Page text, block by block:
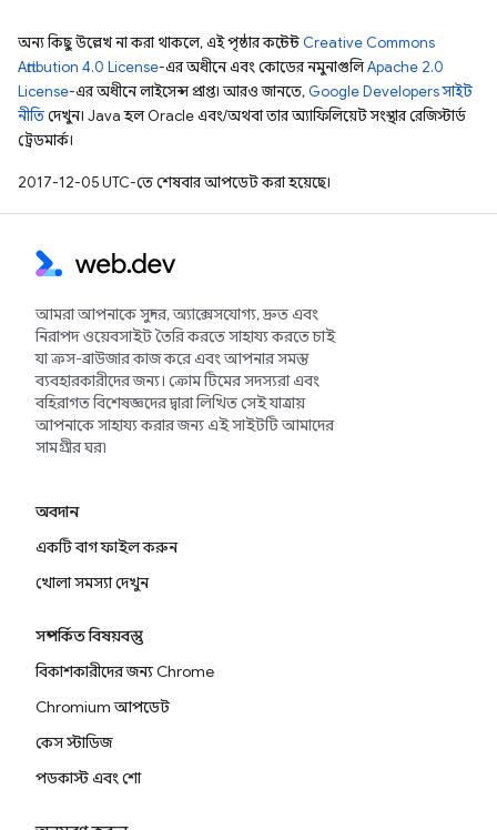
অন্য কিছু উল্লেখ না করা থাকলে, এই পৃষ্ঠার কন্টেন্ট Creative Commons
Attribution 4.0 License-এর অধীনে এবং কোডের নমুনাগুলিApache 2.0
License-এর অধীনে লাইসেন্স প্রাপ্ত। আরও জানতে, Google Developers সাইট
নীতিদেখুন। Java হল Oracle এবং/অথবা তার অ্যাফিলিয়েট সংস্থার রেজিস্টার্ড
ট্রেডমার্ক।
2017-12-05 UTC-তে শেষবার আপডেট করা হয়েছে।
আমরা আপনাকে সুন্দর, অ্যাক্সেসযোগ্য, দ্রুত এবং
নিরাপদ ওয়েবসাইট তৈরি করতে সাহায্য করতে চাই
যা ক্রস-ব্রাউজার কাজ করে এবং আপনার সমস্ত
ব্যবহারকারীদের জন্য। ক্রোম টিমের সদস্যরা এবং
বহিরাগত বিশেষজ্ঞদের দ্বারা লিখিত সেই যাত্রায়
আপনাকে সাহায্য করার জন্য এই সাইটটি আমাদের
সামগ্রীর ঘর৷
অবদান
একটি বাগ ফাইল করুন
খোলা সমস্যা দেখুন
সম্পর্কিত বিষয়বস্তু
বিকাশকারীদের জন্য Chrome
Chromium আপডেট
কেস স্টাডিজ
পডকাস্ট এবং শো